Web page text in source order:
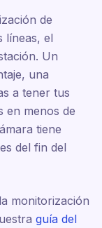
de
líneas, el
Un
una
a tener tus
en menos de
tiene
del fin del
monitorización
guía del